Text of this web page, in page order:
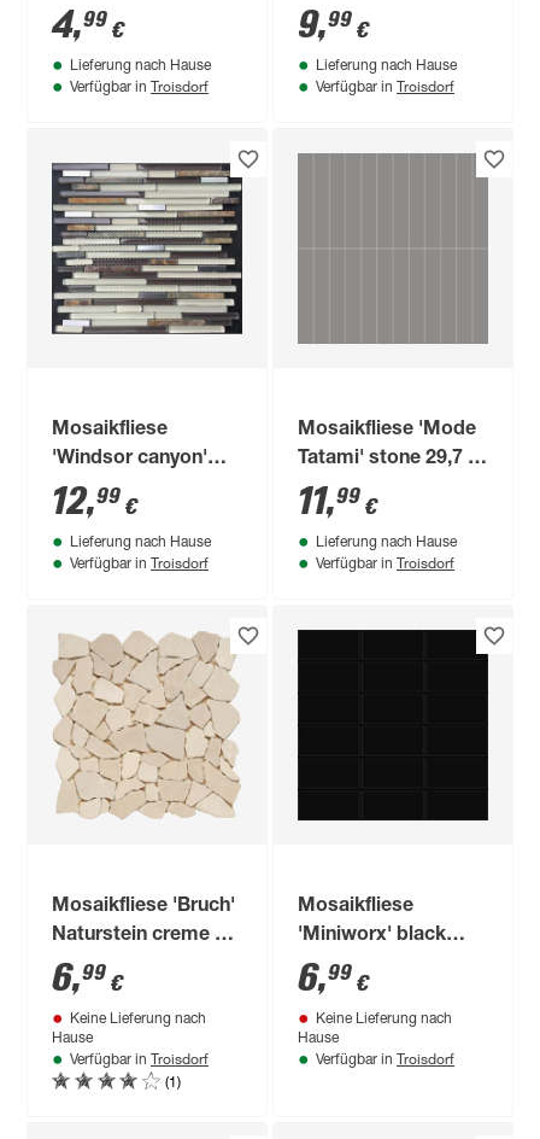
dunkelbraun 30 x 30
cm
4,99 €
Lieferung nach Hause
Verfügbar in Troisdorf
x 30 cm
9,99 €
Lieferung nach Hause
Verfügbar in Troisdorf
Mosaikfliese
'Windsor canyon'
Glas/Metall/Naturstein
beige/braun 30,5 x
30,5 cm
12,99 €
Lieferung nach Hause
Verfügbar in Troisdorf
Mosaikfliese 'Mode
Tatami' stone 29,7 x
29,7 x 0,7 cm
11,99 €
Lieferung nach Hause
Verfügbar in Troisdorf
Mosaikfliese 'Bruch'
Naturstein creme 30
x 30 cm
6,99 €
Keine Lieferung nach
Hause
Verfügbar in Troisdorf
(1)
Mosaikfliese
'Miniworx' black
glossy 29,7 x 29,7 x
0,6 cm
6,99 €
Keine Lieferung nach
Hause
Verfügbar in Troisdorf